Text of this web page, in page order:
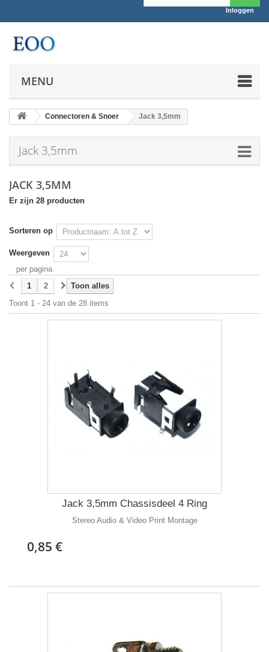
Inloggen
MENU
Connectoren & Snoer Jack 3,5mm
Jack 3,5mm
JACK 3,5MM
Er zijn 28 producten
Sorteren op
Weergeven
per pagina
Toon alles
1
2
Toont 1 - 24 van de 28 items
Jack 3,5mm Chassisdeel 4 Ring
Stereo Audio & Video Print Montage
0,85 €